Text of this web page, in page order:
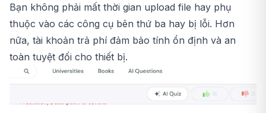
Bạn không phải mất thời gian upload file hay phụ
thuộc vào các công cụ bên thứ ba hay bị lỗi. Hơn
nữa, tài khoản trả phí đảm bảo tính ổn định và an
toàn tuyệt đối cho thiết bị.